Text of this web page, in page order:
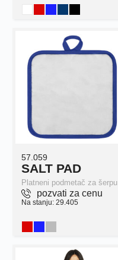
57.059
SALT PAD
Platneni podmetač za šerpu
pozvati za cenu
Na stanju: 29.405